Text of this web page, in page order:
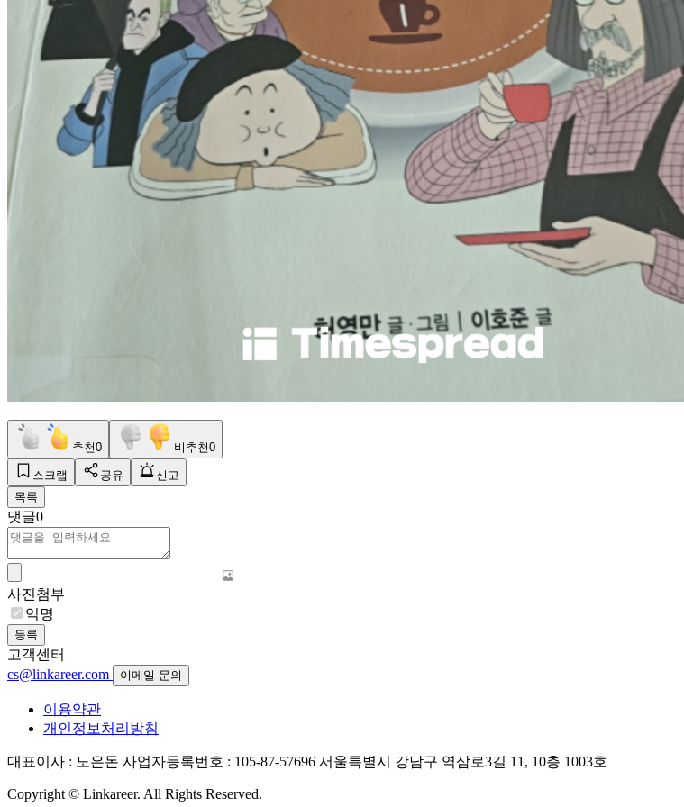
추천0 비추천0
스크랩 공유
신고
목록
댓글0
사진첨부
익명
등록
고객센터
cs@linkareer.com
이메일 문의
이용약관
개인정보처리방침
대표이사 : 노은돈 사업자등록번호 : 105-87-57696 서울특별시 강남구 역삼로3길 11, 10층 1003호
Copyright © Linkareer. All Rights Reserved.